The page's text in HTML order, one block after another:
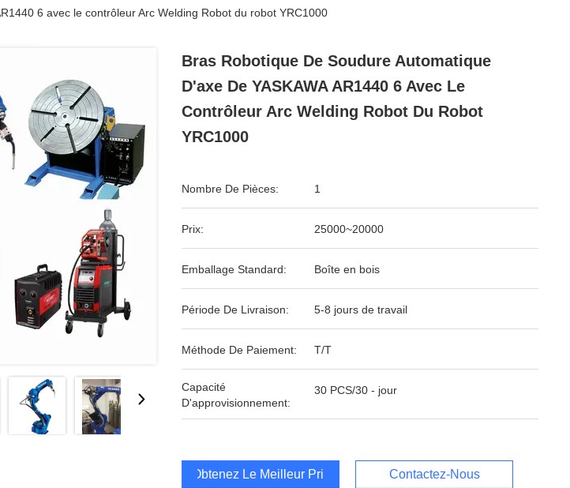
6 avec le contrôleur Arc Welding Robot du robot YRC1000
Bras Robotique De Soudure Automatique
D'axe De YASKAWA AR1440 6 Avec Le
Contrôleur Arc Welding Robot Du Robot
YRC1000
Nombre De Pièces: 1
Prix: 25000~20000
Emballage Standard: Boîte en bois
Période De Livraison: 5-8 jours de travail
Méthode De Paiement: T/T
Capacité
D'approvisionnement:
30 PCS/30 - jour
Obtenez Le Meilleur Prix Contactez-Nous